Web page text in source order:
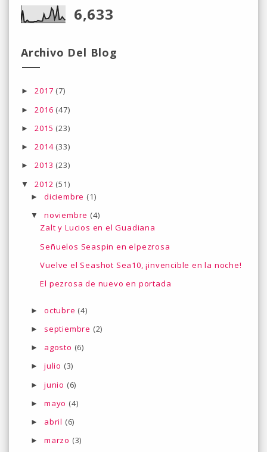
6,633
Archivo Del Blog
►2017 (7)
►2016 (47)
►2015 (23)
►2014 (33)
►2013 (23)
▼2012 (51)
► diciembre (1)
▼ noviembre (4)
Zalt y Lucios en el Guadiana
Señuelos Seaspin en elpezrosa
Vuelve el Seashot Sea10, ¡invencible en la noche!
El pezrosa de nuevo en portada
► octubre (4)
► septiembre (2)
► agosto (6)
► julio (3)
► junio (6)
► mayo (4)
► abril (6)
► marzo (3)